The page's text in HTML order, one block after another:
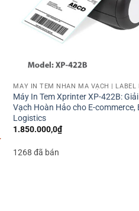
Máy In Tem Xprinter XP-422B:
Vạch Hoàn Hảo cho E-commerce,
Logistics
1.850.000,0₫
1268 đã bán